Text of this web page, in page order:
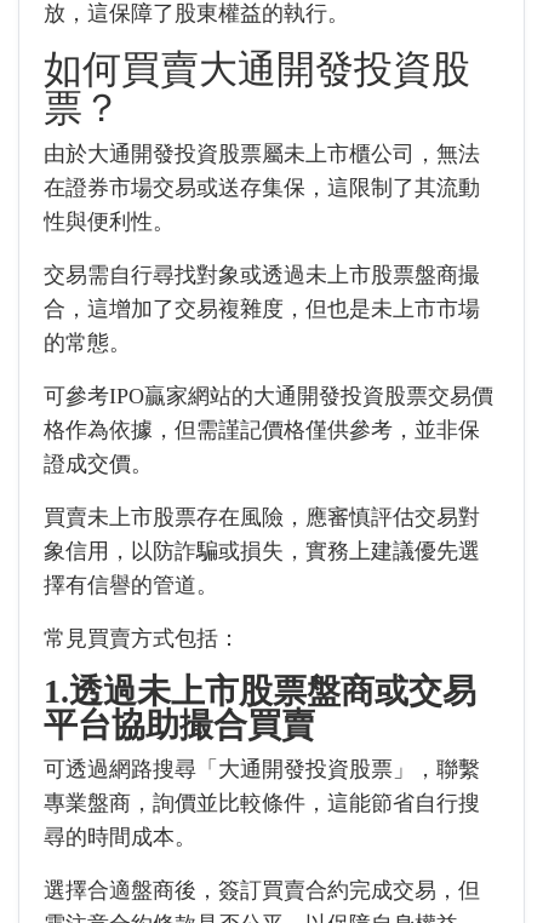
放，這保障了股東權益的執行。
如何買賣大通開發投資股
票？
由於大通開發投資股票屬未上市櫃公司，無法
在證券市場交易或送存集保，這限制了其流動
性與便利性。
交易需自行尋找對象或透過未上市股票盤商撮
合，這增加了交易複雜度，但也是未上市市場
的常態。
可參考IPO贏家網站的大通開發投資股票交易價
格作為依據，但需謹記價格僅供參考，並非保
證成交價。
買賣未上市股票存在風險，應審慎評估交易對
象信用，以防詐騙或損失，實務上建議優先選
擇有信譽的管道。
常見買賣方式包括：
1.透過未上市股票盤商或交易
平台協助撮合買賣
可透過網路搜尋「大通開發投資股票」，聯繫
專業盤商，詢價並比較條件，這能節省自行搜
尋的時間成本。
選擇合適盤商後，簽訂買賣合約完成交易，但